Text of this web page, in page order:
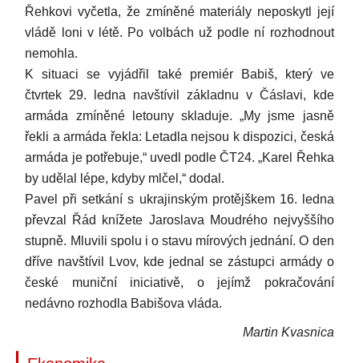
Řehkovi vyčetla, že zmíněné materiály neposkytl její
vládě loni v létě. Po volbách už podle ní rozhodnout
nemohla.
K situaci se vyjádřil také premiér Babiš, který ve
čtvrtek 29. ledna navštívil základnu v Čáslavi, kde
armáda zmíněné letouny skladuje. „My jsme jasně
řekli a armáda řekla: Letadla nejsou k dispozici, česká
armáda je potřebuje,“ uvedl podle ČT24. „Karel Řehka
by udělal lépe, kdyby mlčel,“ dodal.
Pavel při setkání s ukrajinským protějškem 16. ledna
převzal Řád knížete Jaroslava Moudrého nejvyššího
stupně. Mluvili spolu i o stavu mírových jednání. O den
dříve navštívil Lvov, kde jednal se zástupci armády o
české muniční iniciativě, o jejímž pokračování
nedávno rozhodla Babišova vláda.
Martin Kvasnica